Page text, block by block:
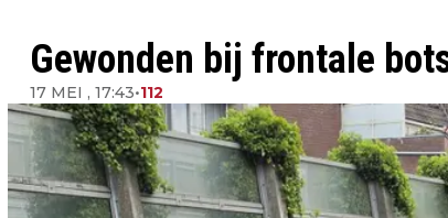
Gewonden bij frontale
17 MEI , 17:43•112